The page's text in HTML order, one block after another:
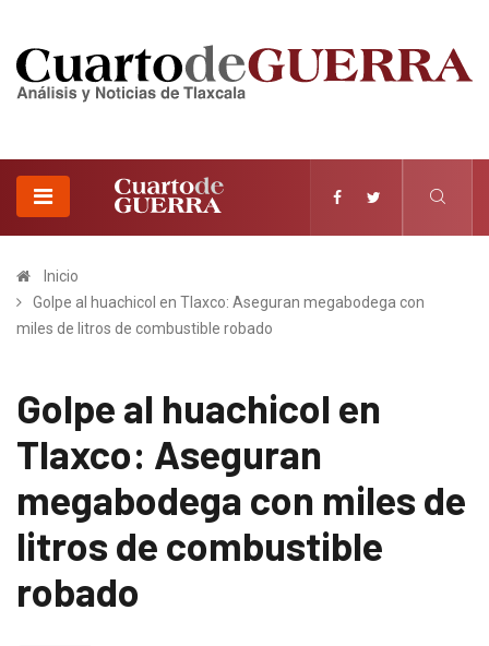
Inicio
Golpe al huachicol en Tlaxco: Aseguran megabodega con
miles de litros de combustible robado
Golpe al huachicol en
Tlaxco: Aseguran
megabodega con miles de
litros de combustible
robado